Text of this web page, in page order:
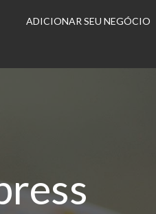
ADICIONAR SEU NEGÓCIO